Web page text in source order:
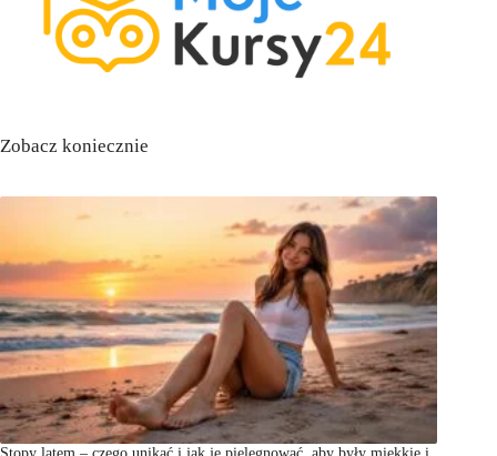
Zobacz koniecznie
Stopy latem – czego unikać i jak je pielęgnować, aby były miękkie i